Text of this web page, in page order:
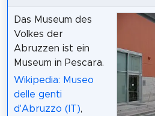
Das Museum des
Volkes der
Abruzzen ist ein
Museum in Pescara.
Wikipedia: Museo
delle genti
d'Abruzzo (IT),